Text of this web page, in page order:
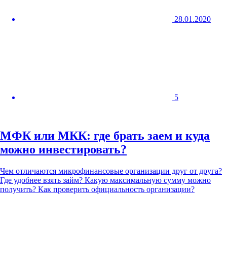
28.01.2020
5
МФК или МКК: где брать заем и куда
можно инвестировать?
Чем отличаются микрофинансовые организации друг от друга?
Где удобнее взять займ? Какую максимальную сумму можно
получить? Как проверить официальность организации?